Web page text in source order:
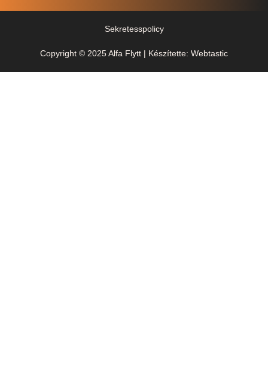
Sekretesspolicy
Copyright © 2025 Alfa Flytt | Készítette: Webtastic